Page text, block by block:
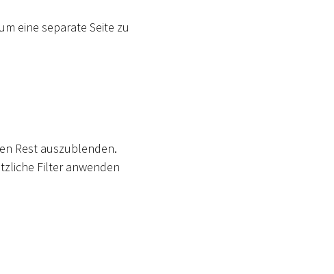
eine separate Seite zu
Rest auszublenden.
Filter anwenden